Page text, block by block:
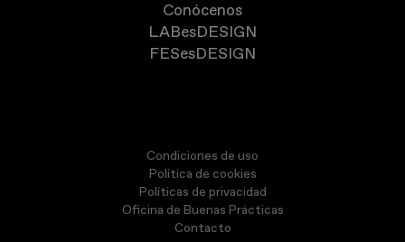
Conócenos
LABesDESIGN
FESesDESIGN
Condiciones de uso
Política de cookies
Políticas de privacidad
Oficina de Buenas Prácticas
Contacto